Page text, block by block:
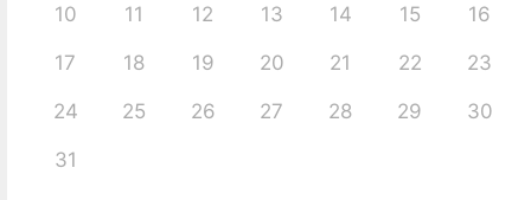
10 11 12 13 14 15 16
17 18 19 20 21 22 23
24 25 26 27 28 29 30
31